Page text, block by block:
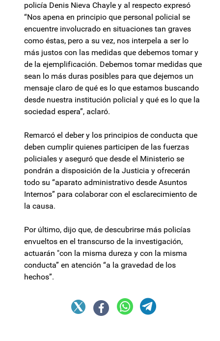
policía Denis Nieva Chayle y al respecto expresó
“Nos apena en principio que personal policial se
encuentre involucrado en situaciones tan graves
como éstas, pero a su vez, nos interpela a ser lo
más justos con las medidas que debemos tomar y
de la ejemplificación. Debemos tomar medidas que
sean lo más duras posibles para que dejemos un
mensaje claro de qué es lo que estamos buscando
desde nuestra institución policial y qué es lo que la
sociedad espera”, aclaró.
Remarcó el deber y los principios de conducta que
deben cumplir quienes participen de las fuerzas
policiales y aseguró que desde el Ministerio se
pondrán a disposición de la Justicia y ofrecerán
todo su “aparato administrativo desde Asuntos
Internos” para colaborar con el esclarecimiento de
la causa.
Por último, dijo que, de descubrirse más policías
envueltos en el transcurso de la investigación,
actuarán "con la misma dureza y con la misma
conducta” en atención “a la gravedad de los
hechos”.